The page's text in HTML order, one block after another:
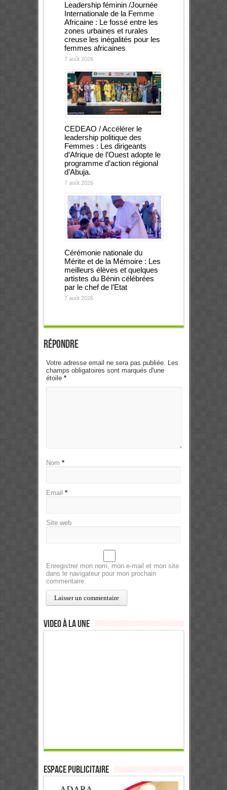
Leadership féminin /Journée
Internationale de la Femme
Africaine : Le fossé entre les
zones urbaines et rurales
creuse les inégalités pour les
femmes africaines
7 août 2026
CEDEAO / Accélérer le
leadership politique des
Femmes : Les dirigeants
d’Afrique de l’Ouest adopte le
programme d’action régional
d’Abuja.
7 août 2026
Cérémonie nationale du
Mérite et de la Mémoire : Les
meilleurs élèves et quelques
artistes du Bénin célébrées
par le chef de l’Etat
7 août 2026
Répondre
Votre adresse email ne sera pas publiée. Les
champs obligatoires sont marqués d'une
étoile *
Nom *
Email *
Site web
Enregistrer mon nom, mon e-mail et mon site
dans le navigateur pour mon prochain
commentaire.
Video à la Une
ESPACE PUBLICITAIRE